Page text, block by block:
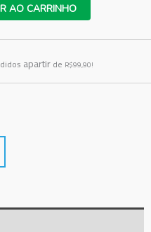
AO CARRINHO
apartirde R$99,90!